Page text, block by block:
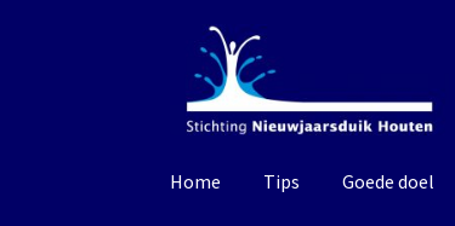
door
naar
navigatie
naar
de
inhoud
Home Tips Goede doel